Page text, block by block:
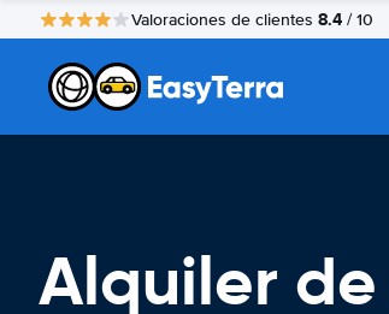
Valoraciones de clientes 8.4 / 10
Alquiler